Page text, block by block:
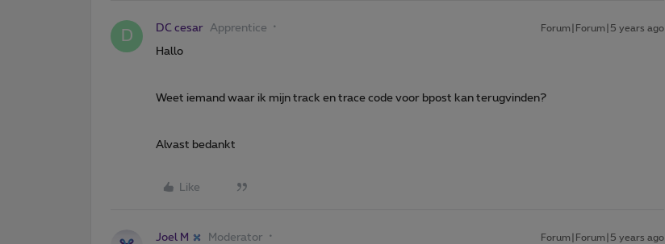
D DC cesar Apprentice Forum|Forum|5 years ago
Hallo
Weet iemand waar ik mijn track en trace code voor bpost kan terugvinden?
Alvast bedankt
Like
Joel M Moderator Forum|Forum|5 years ago